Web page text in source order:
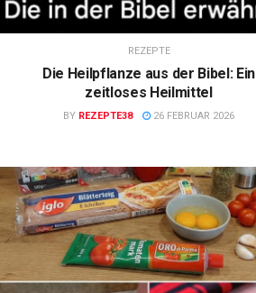
REZEPTE
Die Heilpflanze aus der Bibel: Ein
zeitloses Heilmittel
BY REZEPTE38 26 FEBRUAR 2026